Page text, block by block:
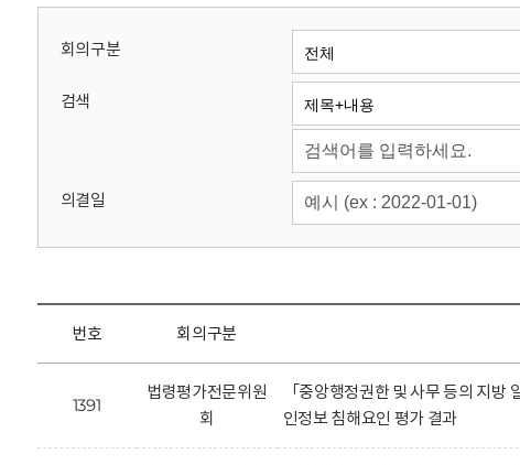
회
회의구분
검색
의결일
번호 회의구분
1391
법령평가전문위원
회
「중앙행정권한 및 사무 등의 지
인정보 침해요인 평가 결과